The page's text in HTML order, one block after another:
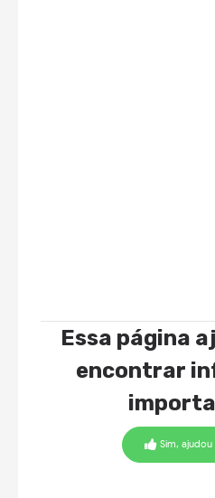
Essa página
encontrar
Sim, ajudou